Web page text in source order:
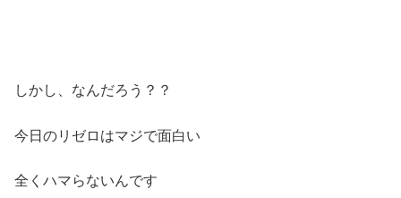
しかし、なんだろう？？
今日のリゼロはマジで面白い
全くハマらないんです